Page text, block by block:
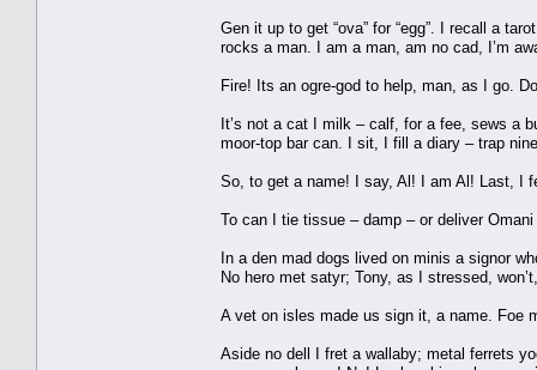
Gen it up to get “ova” for “egg”. I recall a
rocks a man. I am a man, am no cad, I’m
Fire! Its an ogre-god to help, man, as I go.
It’s not a cat I milk – calf, for a fee, sews a
moor-top bar can. I sit, I fill a diary – trap
So, to get a name! I say, Al! I am Al! Last, I
To can I tie tissue – damp – or deliver
In a den mad dogs lived on minis a signor
No hero met satyr; Tony, as I stressed,
A vet on isles made us sign it, a name. Foe
Aside no dell I fret a wallaby; metal ferrets